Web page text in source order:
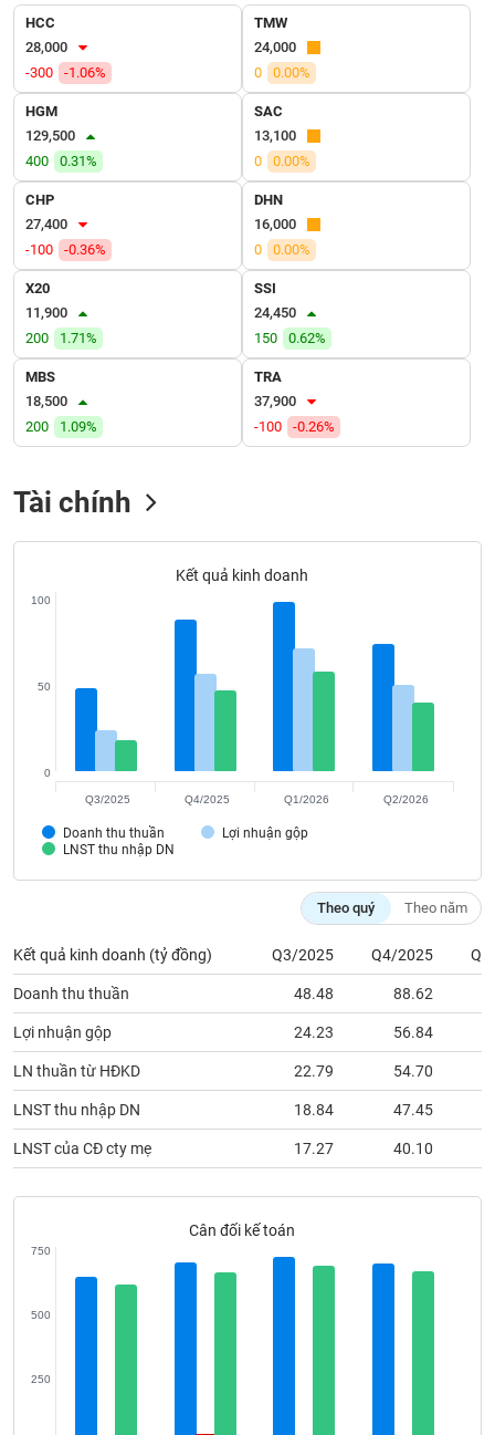
HCC
28,000
-300
-1.06%
TMW
24,000
0
0.00%
HGM
129,500
400
0.31%
SAC
13,100
0
0.00%
CHP
27,400
-100
-0.36%
DHN
16,000
0
0.00%
X20
11,900
200
1.71%
SSI
24,450
150
0.62%
MBS
18,500
200
1.09%
TRA
37,900
-100
-0.26%
Tài chính
Kết quả kinh doanh
Doanh thu thuần
Lợi nhuận gộp
LNST thu nhập DN
0
50
100
Q3/2025 Q4/2025 Q1/2026 Q2/2026
Theo quý Theo năm
Kết quả kinh doanh (tỷ đồng) Q3/2025 Q4/2025
Doanh thu thuần 48.48 88.62
Lợi nhuận gộp 24.23 56.84
LN thuần từ HĐKD 22.79 54.70
LNST thu nhập DN 18.84 47.45
LNST của CĐ cty mẹ 17.27 40.10
Cân đối kế toán
250
500
750
VỤ
TRUYỀN
THÔNG
TIỆN
ĐỘNG
SẢN
Mã
chứng
khoán
Tất cả Cổ phiếu
(-)
Cổ đông lớn
viết
của
tác
giả
Báo
cáo
phân
(-)
Thuật
ngữ
(-)
(-)
Đào